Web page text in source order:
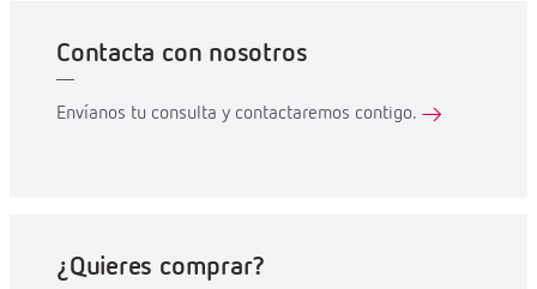
Contacta con nosotros
Envíanos tu consulta y contactaremos contigo.
¿Quieres comprar?